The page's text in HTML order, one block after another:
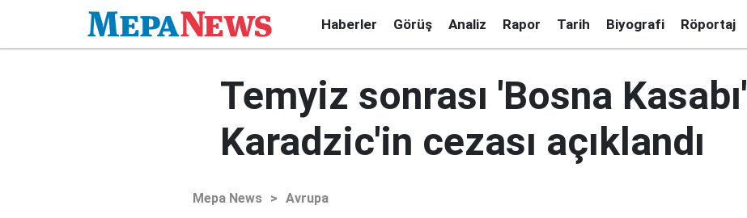
Haberler Görüş Analiz Rapor Tarih Biyografi Röportaj
Temyiz sonrası 'Bosna Kasabı'
Karadzic'in cezası açıklandı
Mepa News > Avrupa